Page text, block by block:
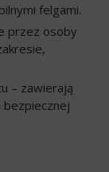
felgami.
przez osoby
– zawierają